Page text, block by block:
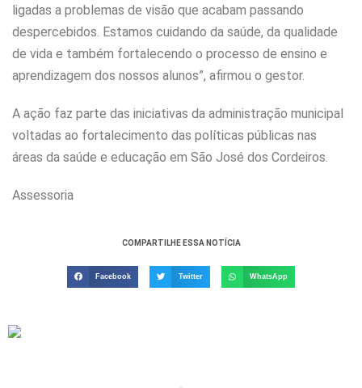
ligadas a problemas de visão que acabam passando
despercebidos. Estamos cuidando da saúde, da qualidade
de vida e também fortalecendo o processo de ensino e
aprendizagem dos nossos alunos”, afirmou o gestor.
A ação faz parte das iniciativas da administração municipal
voltadas ao fortalecimento das políticas públicas nas
áreas da saúde e educação em São José dos Cordeiros.
Assessoria
COMPARTILHE ESSA NOTÍCIA
Facebook Twitter WhatsApp